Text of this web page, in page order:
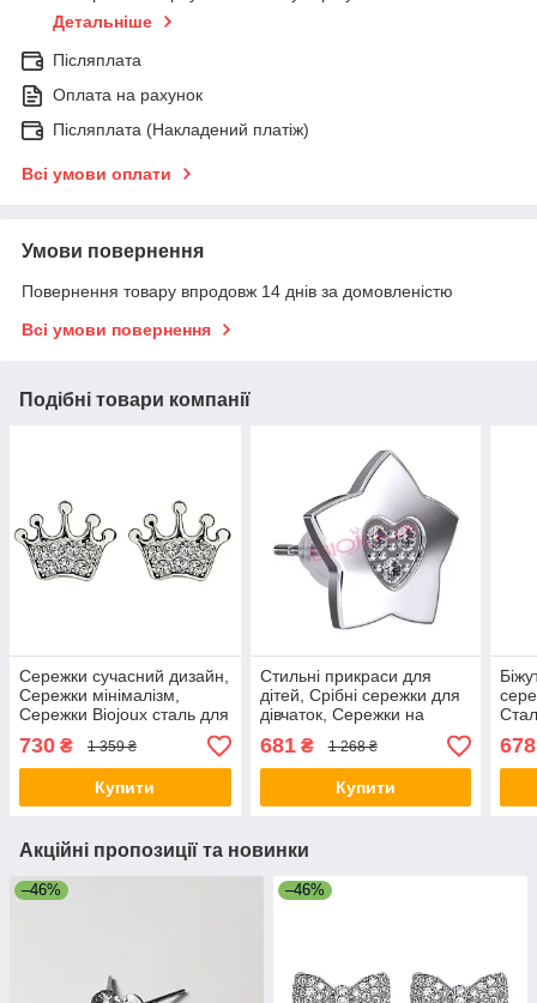
Детальніше
Післяплата
Оплата на рахунок
Післяплата (Накладений платіж)
Всі умови оплати
Умови повернення
Повернення товару впродовж 14 днів за домовленістю
Всі умови повернення
Подібні товари компанії
Сережки сучасний дизайн,
Сережки мінімалізм,
Сережки Biojoux сталь для
дівчини RN-97
730 ₴ 1 359 ₴
Купити
Стильні прикраси для
дітей, Срібні сережки для
дівчаток, Сережки на
кожен день дитячі KD-18
681₴ 1 268 ₴
Купити
678
Акційні пропозиції та новинки
–46% –46%